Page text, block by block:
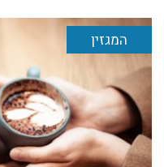
המגזין